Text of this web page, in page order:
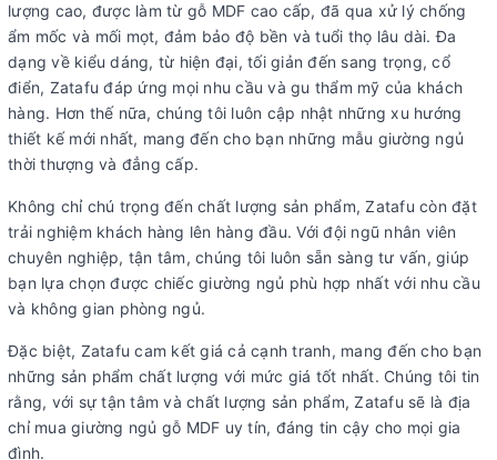
lượng cao, được làm từ gỗ MDF cao cấp, đã qua xử lý chống
ẩm mốc và mối mọt, đảm bảo độ bền và tuổi thọ lâu dài. Đa
dạng về kiểu dáng, từ hiện đại, tối giản đến sang trọng, cổ
điển, Zatafu đáp ứng mọi nhu cầu và gu thẩm mỹ của khách
hàng. Hơn thế nữa, chúng tôi luôn cập nhật những xu hướng
thiết kế mới nhất, mang đến cho bạn những mẫu giường ngủ
thời thượng và đẳng cấp.
Không chỉ chú trọng đến chất lượng sản phẩm, Zatafu còn đặt
trải nghiệm khách hàng lên hàng đầu. Với đội ngũ nhân viên
chuyên nghiệp, tận tâm, chúng tôi luôn sẵn sàng tư vấn, giúp
bạn lựa chọn được chiếc giường ngủ phù hợp nhất với nhu cầu
và không gian phòng ngủ.
Đặc biệt, Zatafu cam kết giá cả cạnh tranh, mang đến cho bạn
những sản phẩm chất lượng với mức giá tốt nhất. Chúng tôi tin
rằng, với sự tận tâm và chất lượng sản phẩm, Zatafu sẽ là địa
chỉ mua giường ngủ gỗ MDF uy tín, đáng tin cậy cho mọi gia
đình.